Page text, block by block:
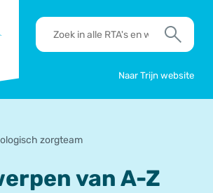
RTA's
en
Zoek
Naar Trijn website
zorgteam
van A-Z